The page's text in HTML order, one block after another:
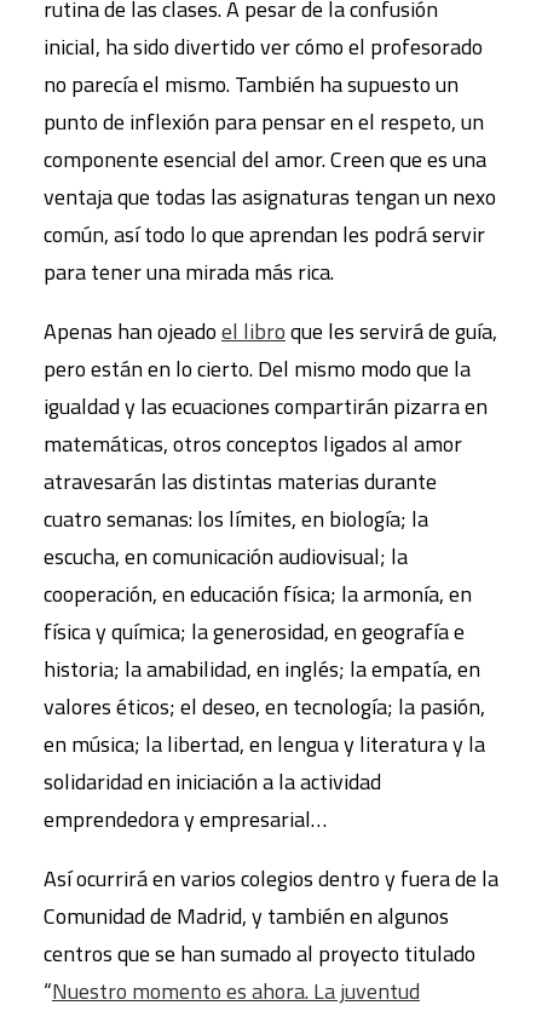
rutina de las clases. A pesar de la confusión
inicial, ha sido divertido ver cómo el profesorado
no parecía el mismo. También ha supuesto un
punto de inflexión para pensar en el respeto, un
componente esencial del amor. Creen que es una
ventaja que todas las asignaturas tengan un nexo
común, así todo lo que aprendan les podrá servir
para tener una mirada más rica.
Apenas han ojeadoel libroque les servirá de guía,
pero están en lo cierto. Del mismo modo que la
igualdad y las ecuaciones compartirán pizarra en
matemáticas, otros conceptos ligados al amor
atravesarán las distintas materias durante
cuatro semanas: los límites, en biología; la
escucha, en comunicación audiovisual; la
cooperación, en educación física; la armonía, en
física y química; la generosidad, en geografía e
historia; la amabilidad, en inglés; la empatía, en
valores éticos; el deseo, en tecnología; la pasión,
en música; la libertad, en lengua y literatura y la
solidaridad en iniciación a la actividad
emprendedora y empresarial…
Así ocurrirá en varios colegios dentro y fuera de la
Comunidad de Madrid, y también en algunos
centros que se han sumado al proyecto titulado
“Nuestro momento es ahora. La juventud